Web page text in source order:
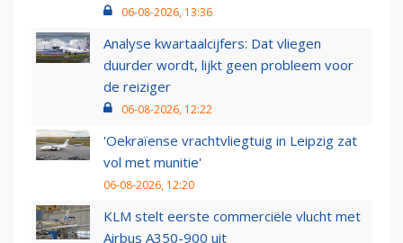
06-08-2026, 13:36
Analyse kwartaalcijfers: Dat vliegen
duurder wordt, lijkt geen probleem voor
de reiziger
06-08-2026, 12:22
'Oekraïense vrachtvliegtuig in Leipzig zat
vol met munitie'
06-08-2026, 12:20
KLM stelt eerste commerciële vlucht met
Airbus A350-900 uit